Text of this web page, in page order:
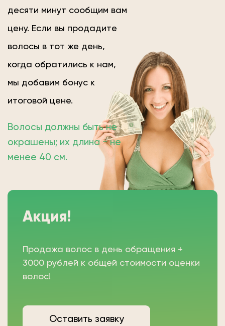
десяти минут сообщим вам
цену. Если вы продадите
волосы в тот же день,
когда обратились к нам,
мы добавим бонус к
итоговой цене.
Волосы должны быть не
окрашены; их длина − не
менее 40 см.
Акция!
Продажа волос в день обращения +
3000 рублей к общей стоимости оценки
волос!
Оставить заявку